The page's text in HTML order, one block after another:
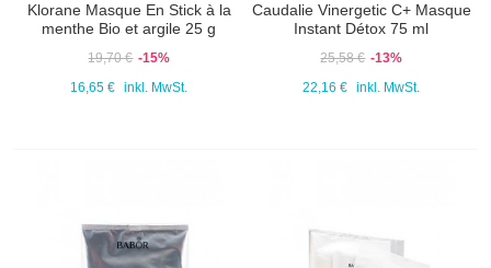
Klorane Masque En Stick à la
menthe Bio et argile 25 g
19,70 € -15%
16,65 €
inkl. MwSt.
Caudalie Vinergetic C+ Masque
Instant Détox 75 ml
25,58 € -13%
22,16 €
inkl. MwSt.